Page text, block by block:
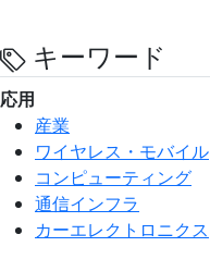
キーワード
応用
産業
ワイヤレス・モバイル
コンピューティング
通信インフラ
カーエレクトロニクス